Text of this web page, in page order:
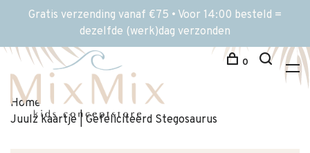
Gratis verzending vanaf €75 • Voor 14:00 besteld =
dezelfde (werk)dag verzonden
0
Home
Juulz kaartje | Gefeliciteerd Stegosaurus